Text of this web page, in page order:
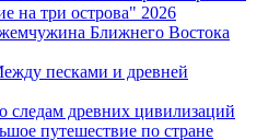
на три острова" 2026
Ближнего Востока
песками и древней
древних цивилизаций
путешествие по стране